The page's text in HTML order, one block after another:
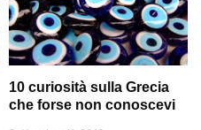
10 curiosità sulla Grecia
che forse non conoscevi